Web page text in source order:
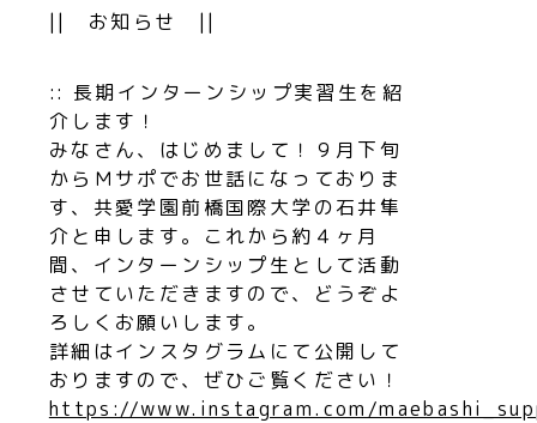
|| お知らせ ||
:: 長期インターンシップ実習生を紹
介します！
みなさん、はじめまして！９月下旬
からＭサポでお世話になっておりま
す、共愛学園前橋国際大学の石井隼
介と申します。これから約４ヶ月
間、インターンシップ生として活動
させていただきますので、どうぞよ
ろしくお願いします。
詳細はインスタグラムにて公開して
おりますので、ぜひご覧ください！
https://www.instagram.com/